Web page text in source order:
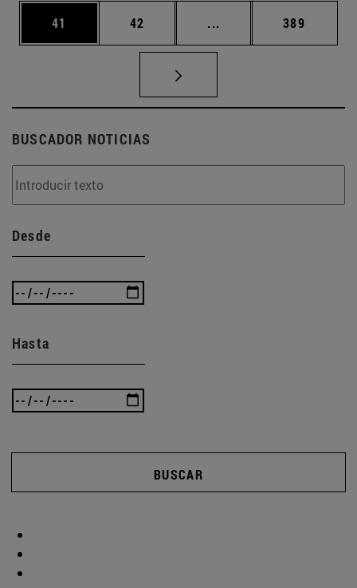
Página
41 Página
42 ... Páginas intermedias
Página
389
BUSCADOR NOTICIAS
Desde
Hasta
BUSCAR